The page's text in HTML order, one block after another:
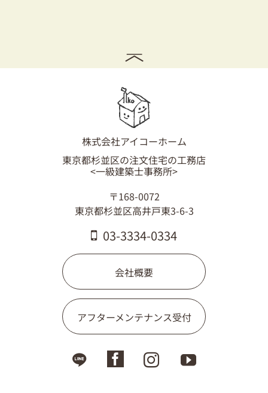
株式会社アイコーホーム
東京都杉並区の注文住宅の工務店
<一級建築士事務所>
〒168-0072
東京都杉並区高井戸東3-6-3
03-3334-0334
会社概要
アフターメンテナンス受付